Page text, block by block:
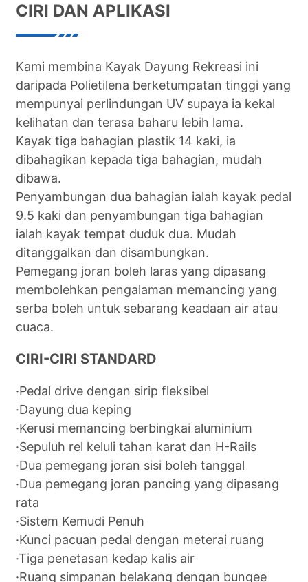
CIRI DAN APLIKASI
Kami membina Kayak Dayung Rekreasi ini
daripada Polietilena berketumpatan tinggi yang
mempunyai perlindungan UV supaya ia kekal
kelihatan dan terasa baharu lebih lama.
Kayak tiga bahagian plastik 14 kaki, ia
dibahagikan kepada tiga bahagian, mudah
dibawa.
Penyambungan dua bahagian ialah kayak pedal
9.5 kaki dan penyambungan tiga bahagian
ialah kayak tempat duduk dua. Mudah
ditanggalkan dan disambungkan.
Pemegang joran boleh laras yang dipasang
membolehkan pengalaman memancing yang
serba boleh untuk sebarang keadaan air atau
cuaca.
CIRI-CIRI STANDARD
·Pedal drive dengan sirip fleksibel
·Dayung dua keping
·Kerusi memancing berbingkai aluminium
·Sepuluh rel keluli tahan karat dan H-Rails
·Dua pemegang joran sisi boleh tanggal
·Dua pemegang joran pancing yang dipasang
rata
·Sistem Kemudi Penuh
·Kunci pacuan pedal dengan meterai ruang
·Tiga penetasan kedap kalis air
·Ruang simpanan belakang dengan bungee